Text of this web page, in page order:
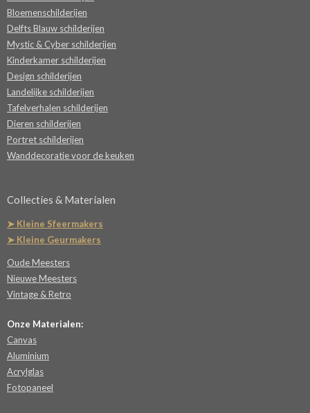
Bloemenschilderijen
Delfts Blauw schilderijen
Mystic & Cyber schilderijen
Kinderkamer schilderijen
Design schilderijen
Landelijke schilderijen
Tafelverhalen schilderijen
Dieren schilderijen
Portret schilderijen
Wanddecoratie voor de keuken
Collecties & Materialen
➤ Kleine Sfeermakers
➤ Kleine Geurmakers
Oude Meesters
Nieuwe Meesters
Vintage & Retro
Onze Materialen:
Canvas
Aluminium
Acrylglas
Fotopaneel